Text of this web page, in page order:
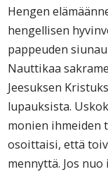
Hengen
hengellisen
pappeuden
Nauttikaa
Jeesuksen
lupauksista.
monien ihmeiden
osoittaisi, että
mennyttä. Jos